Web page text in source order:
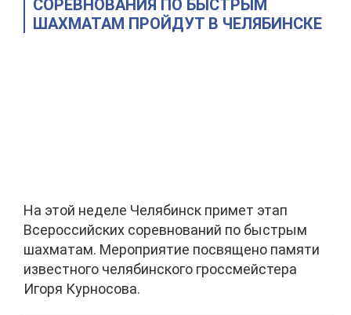
СОРЕВНОВАНИЯ ПО БЫСТРЫМ
ШАХМАТАМ ПРОЙДУТ В ЧЕЛЯБИНСКЕ
На этой неделе Челябинск примет этап
Всероссийских соревнований по быстрым
шахматам. Мероприятие посвящено памяти
известного челябинского гроссмейстера
Игоря Курносова.